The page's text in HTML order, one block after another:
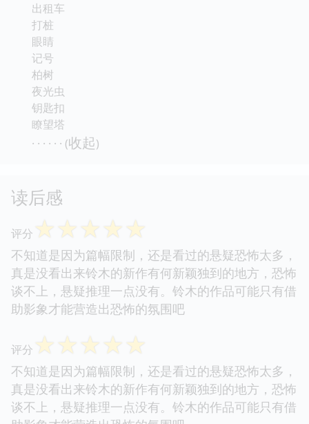
出租车
打桩
眼睛
记号
柏树
夜光虫
钥匙扣
瞭望塔
· · · · · · (收起)
读后感
评分 ☆☆☆☆☆
不知道是因为篇幅限制，还是看过的悬疑恐怖太多，
真是没看出来铃木的新作有何新颖独到的地方，恐怖
谈不上，悬疑推理一点没有。铃木的作品可能只有借
助影象才能营造出恐怖的氛围吧
评分 ☆☆☆☆☆
不知道是因为篇幅限制，还是看过的悬疑恐怖太多，
真是没看出来铃木的新作有何新颖独到的地方，恐怖
谈不上，悬疑推理一点没有。铃木的作品可能只有借